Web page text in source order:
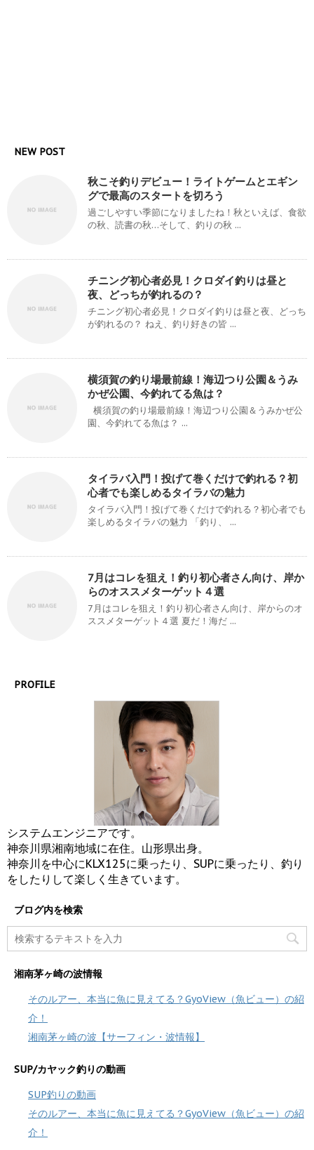
NEW POST
秋こそ釣りデビュー！ライトゲームとエギン
グで最高のスタートを切ろう
過ごしやすい季節になりましたね！秋といえば、食欲
の秋、読書の秋…そして、釣りの秋 ...
チニング初心者必見！クロダイ釣りは昼と
夜、どっちが釣れるの？
チニング初心者必見！クロダイ釣りは昼と夜、どっち
が釣れるの？ ねえ、釣り好きの皆 ...
横須賀の釣り場最前線！海辺つり公園＆うみ
かぜ公園、今釣れてる魚は？
横須賀の釣り場最前線！海辺つり公園＆うみかぜ公
園、今釣れてる魚は？ ...
タイラバ入門！投げて巻くだけで釣れる？初
心者でも楽しめるタイラバの魅力
タイラバ入門！投げて巻くだけで釣れる？初心者でも
楽しめるタイラバの魅力 「釣り、 ...
7月はコレを狙え！釣り初心者さん向け、岸か
らのオススメターゲット４選
7月はコレを狙え！釣り初心者さん向け、岸からのオ
ススメターゲット４選 夏だ！海だ ...
PROFILE
システムエンジニアです。
神奈川県湘南地域に在住。山形県出身。
神奈川を中心にKLX125に乗ったり、SUPに乗ったり、釣り
をしたりして楽しく生きています。
ブログ内を検索
湘南茅ヶ崎の波情報
そのルアー、本当に魚に見えてる？GyoView（魚ビュー）の紹
介！
湘南茅ヶ崎の波【サーフィン・波情報】
SUP/カヤック釣りの動画
SUP釣りの動画
そのルアー、本当に魚に見えてる？GyoView（魚ビュー）の紹
介！